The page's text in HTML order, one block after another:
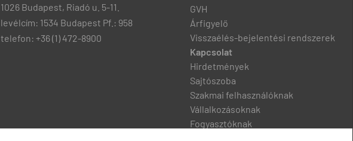
1026 Budapest, Riadó u. 5-11.
levélcím: 1534 Budapest Pf.: 958
telefon: +36 (1) 472-8900
GVH
Árfigyelő
Visszaélés-bejelentési rendszerek
Kapcsolat
Hirdetmények
Sajtószoba
Szakmai felhasználóknak
Vállalkozásoknak
Fogyasztóknak